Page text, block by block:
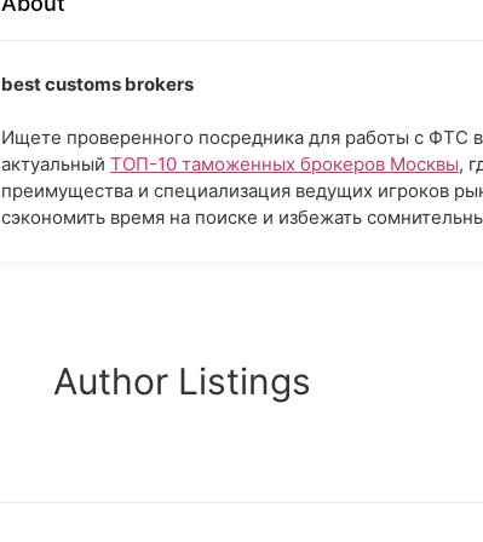
best customs brokers
Ищете проверенного посредника для работы с ФТС
актуальный ТОП-10 таможенных брокеров Москвы,
преимущества и специализация ведущих игроков
сэкономить время на поиске и избежать
Author Listings